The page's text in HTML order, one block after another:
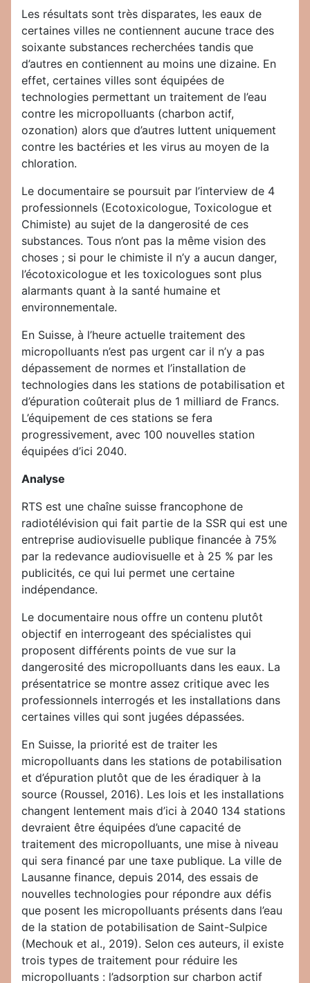
Les résultats sont très disparates, les eaux de
certaines villes ne contiennent aucune trace des
soixante substances recherchées tandis que
d’autres en contiennent au moins une dizaine. En
effet, certaines villes sont équipées de
technologies permettant un traitement de l’eau
contre les micropolluants (charbon actif,
ozonation) alors que d’autres luttent uniquement
contre les bactéries et les virus au moyen de la
chloration.
Le documentaire se poursuit par l’interview de 4
professionnels (Ecotoxicologue, Toxicologue et
Chimiste) au sujet de la dangerosité de ces
substances. Tous n’ont pas la même vision des
choses ; si pour le chimiste il n’y a aucun danger,
l’écotoxicologue et les toxicologues sont plus
alarmants quant à la santé humaine et
environnementale.
En Suisse, à l’heure actuelle traitement des
micropolluants n’est pas urgent car il n’y a pas
dépassement de normes et l’installation de
technologies dans les stations de potabilisation et
d’épuration coûterait plus de 1 milliard de Francs.
L’équipement de ces stations se fera
progressivement, avec 100 nouvelles station
équipées d’ici 2040.
Analyse
RTS est une chaîne suisse francophone de
radiotélévision qui fait partie de la SSR qui est une
entreprise audiovisuelle publique financée à 75%
par la redevance audiovisuelle et à 25 % par les
publicités, ce qui lui permet une certaine
indépendance.
Le documentaire nous offre un contenu plutôt
objectif en interrogeant des spécialistes qui
proposent différents points de vue sur la
dangerosité des micropolluants dans les eaux. La
présentatrice se montre assez critique avec les
professionnels interrogés et les installations dans
certaines villes qui sont jugées dépassées.
En Suisse, la priorité est de traiter les
micropolluants dans les stations de potabilisation
et d’épuration plutôt que de les éradiquer à la
source (Roussel, 2016). Les lois et les installations
changent lentement mais d’ici à 2040 134 stations
devraient être équipées d’une capacité de
traitement des micropolluants, une mise à niveau
qui sera financé par une taxe publique. La ville de
Lausanne finance, depuis 2014, des essais de
nouvelles technologies pour répondre aux défis
que posent les micropolluants présents dans l’eau
de la station de potabilisation de Saint-Sulpice
(Mechouk et al., 2019). Selon ces auteurs, il existe
trois types de traitement pour réduire les
micropolluants : l’adsorption sur charbon actif